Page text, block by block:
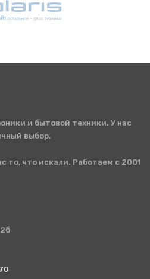
и бытовой техники. У нас
выбор.
то, что искали. Работаем с 2001